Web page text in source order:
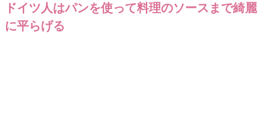
ドイツ人はパンを使って料理のソースまで綺麗
に平らげる